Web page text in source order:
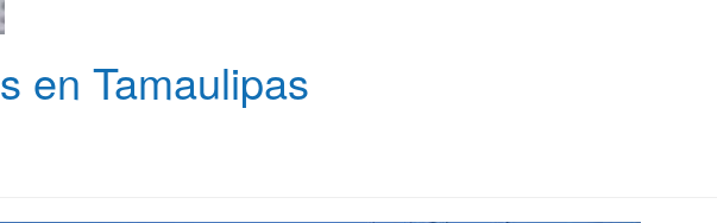
en Tamaulipas